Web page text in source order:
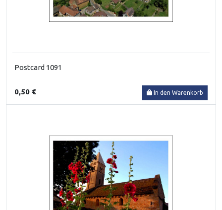
Postcard 1091
0,50 € In den Warenkorb